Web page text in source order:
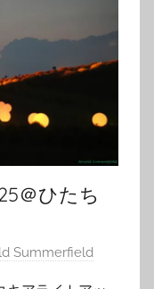
＠ひたち
Summerfield